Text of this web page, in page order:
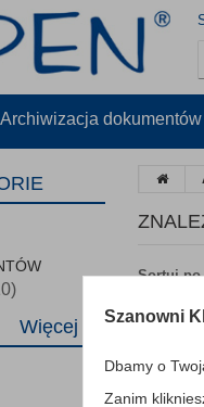
Archiwizacja dokumentów
Więcej
Sortuj po
Szanowni
Dbamy o
Zanim